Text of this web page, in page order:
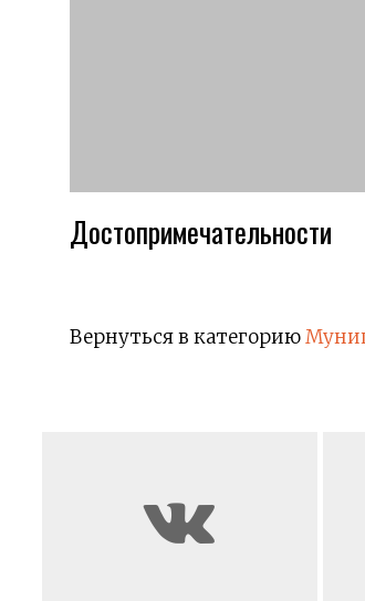
Достопримечательности
Вернуться в категорию